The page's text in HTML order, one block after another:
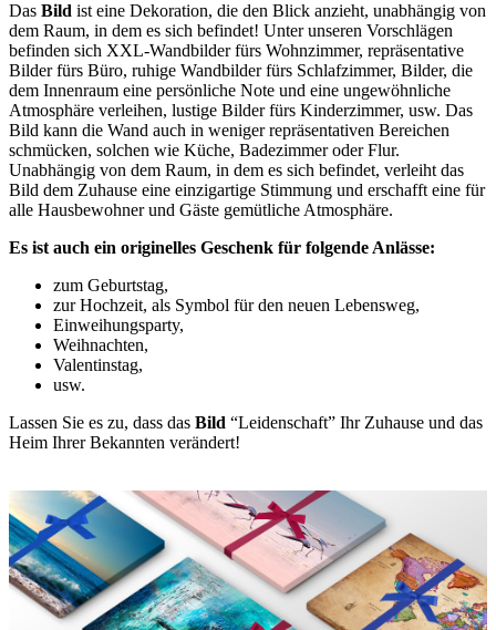
Das Bild ist eine Dekoration, die den Blick anzieht, unabhängig von
dem Raum, in dem es sich befindet! Unter unseren Vorschlägen
befinden sich XXL-Wandbilder fürs Wohnzimmer, repräsentative
Bilder fürs Büro, ruhige Wandbilder fürs Schlafzimmer, Bilder, die
dem Innenraum eine persönliche Note und eine ungewöhnliche
Atmosphäre verleihen, lustige Bilder fürs Kinderzimmer, usw. Das
Bild kann die Wand auch in weniger repräsentativen Bereichen
schmücken, solchen wie Küche, Badezimmer oder Flur.
Unabhängig von dem Raum, in dem es sich befindet, verleiht das
Bild dem Zuhause eine einzigartige Stimmung und erschafft eine für
alle Hausbewohner und Gäste gemütliche Atmosphäre.
Es ist auch ein originelles Geschenk für folgende Anlässe:
zum Geburtstag,
zur Hochzeit, als Symbol für den neuen Lebensweg,
Einweihungsparty,
Weihnachten,
Valentinstag,
usw.
Lassen Sie es zu, dass das Bild “Leidenschaft” Ihr Zuhause und das
Heim Ihrer Bekannten verändert!